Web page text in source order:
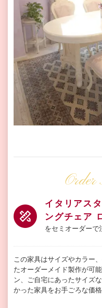
イタリアス
ングチェア
をセミオーダーで
この家具はサイズやカラー
たオーダーメイド製作が可
ン、ご自宅にあったサイズ
かった家具をお手ごろな価